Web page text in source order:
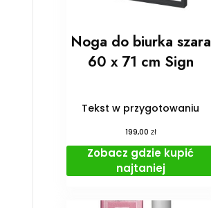
Noga do biurka szara
60 x 71 cm Sign
Tekst w przygotowaniu
199,00 zł
Zobacz gdzie kupić
najtaniej